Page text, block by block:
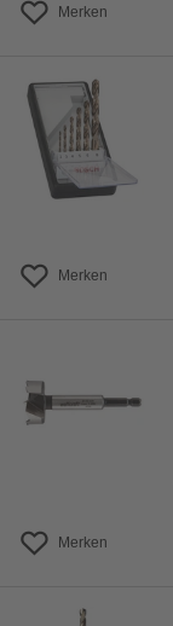
Merken
Merken
Merken